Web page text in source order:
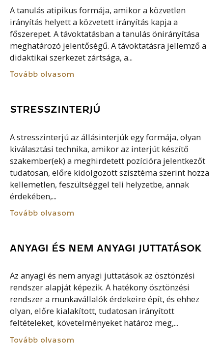
A tanulás atipikus formája, amikor a közvetlen
irányítás helyett a közvetett irányítás kapja a
főszerepet. A távoktatásban a tanulás önirányítása
meghatározó jelentőségű. A távoktatásra jellemző a
didaktikai szerkezet zártsága, a...
Tovább olvasom
STRESSZINTERJÚ
A stresszinterjú az állásinterjúk egy formája, olyan
kiválasztási technika, amikor az interjút készítő
szakember(ek) a meghirdetett pozícióra jelentkezőt
tudatosan, előre kidolgozott szisztéma szerint hozza
kellemetlen, feszültséggel teli helyzetbe, annak
érdekében,...
Tovább olvasom
ANYAGI ÉS NEM ANYAGI JUTTATÁSOK
Az anyagi és nem anyagi juttatások az ösztönzési
rendszer alapját képezik. A hatékony ösztönzési
rendszer a munkavállalók érdekeire épít, és ehhez
olyan, előre kialakított, tudatosan irányított
feltételeket, követelményeket határoz meg,...
Tovább olvasom